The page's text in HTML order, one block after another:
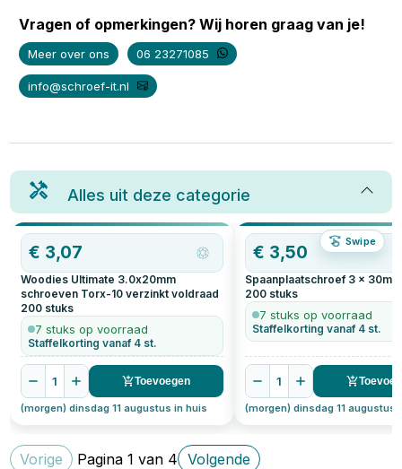
Vragen of opmerkingen? Wij horen graag van je!
Meer over ons 06 23271085
info@schroef-it.nl
Alles uit deze categorie
Swipe
€ 3,07
Woodies Ultimate 3.0x20mm
schroeven Torx-10 verzinkt voldraad
200 stuks
7 stuks op voorraad
Staffelkorting vanaf 4 st.
1 Toevoegen
(morgen) dinsdag 11 augustus in huis
€ 3,50
Spaanplaatschroef 3 x
200 stuks
7 stuks op voorraad
Staffelkorting vanaf 4 st.
1
(morgen) dinsdag 11 augustus
Vorige Pagina1 van 4 Volgende